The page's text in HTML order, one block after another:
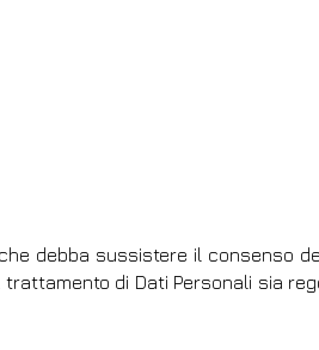
debba sussistere il consenso
di Dati Personali sia